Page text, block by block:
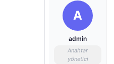
A
admin
Anahtar
yönetici